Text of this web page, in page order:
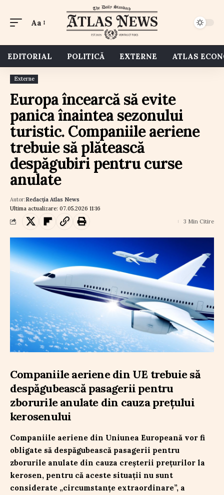
Aa
EDITORIAL POLITICĂ EXTERNE ATLAS
Externe
Europa încearcă să evite
panica înaintea sezonului
turistic. Companiile aeriene
trebuie să plătească
despăgubiri pentru curse
anulate
Ultima actualizare: 07.05.2026 11:16
Autor:Redacția Atlas News
3 Min Citire
Companiile aeriene din UE trebuie să
despăgubească pasagerii pentru
zborurile anulate din cauza prețului
kerosenului
Companiile aeriene din Uniunea Europeană vor fi
obligate să despăgubească pasagerii pentru
zborurile anulate din cauza creșterii prețurilor la
kerosen, pentru că aceste situații nu sunt
considerate „circumstanțe extraordinare”, a